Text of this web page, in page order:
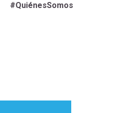
#QuiénesSomos